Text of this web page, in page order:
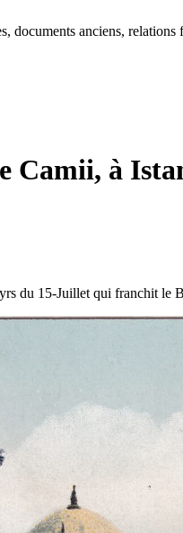
documents anciens,
Camii, à
du 15-Juillet qui franchit